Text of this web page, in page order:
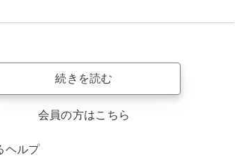
続きを読む
会員の方はこちら
ヘルプ